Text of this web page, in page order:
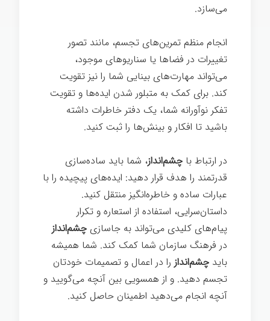
می‌سازد.
انجام منظم تمرین‌های تجسم، مانند تصور
تغییرات در فضاها یا سناریوهای موجود،
می‌تواند مهارت‌های بینایی شما را نیز تقویت
کند. برای کمک به متبلور شدن ایده‌ها و تقویت
تفکر نوآورانه شما، یک دفتر خاطرات داشته
باشید تا افکار و بینش‌ها را ثبت کنيد.
در ارتباط با چشم‌انداز، شما باید ساده‌سازی
قدرتمند را هدف قرار دهید: ایده‌های پیچیده را با
عبارات ساده و خاطره‌انگیز منتقل کنيد.
داستان‌سرایی، استفاده از استعاره و تکرار
پیام‌های کلیدی می‌تواند به جاسازی چشم‌انداز
در فرهنگ سازمان شما کمک کند. شما همیشه
باید چشم‌انداز را در اعمال و تصمیمات خودتان
تجسم دهید. و از همسویی بین آنچه می‌گویید و
آنچه انجام می‌دهید اطمینان حاصل کنيد.